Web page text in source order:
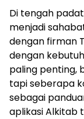
Di tengah
menjadi
dengan firman
dengan
paling penting,
tapi seberapa
sebagai
aplikasi Alkitab